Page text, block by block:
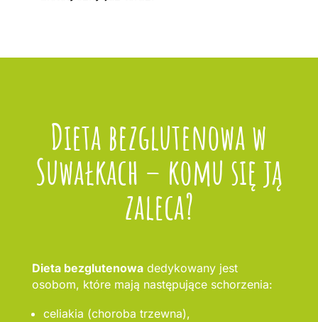
Dieta bezglutenowa w
Suwałkach – komu się ją
zaleca?
Dieta bezglutenowadedykowany jest
osobom, które mają następujące schorzenia:
celiakia (choroba trzewna),